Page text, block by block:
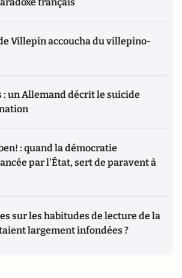
Villepin accoucha du villepino-
: un Allemand décrit le suicide
: quand la démocratie
par l'État, sert de paravent à
sur les habitudes de lecture de la
largement infondées ?